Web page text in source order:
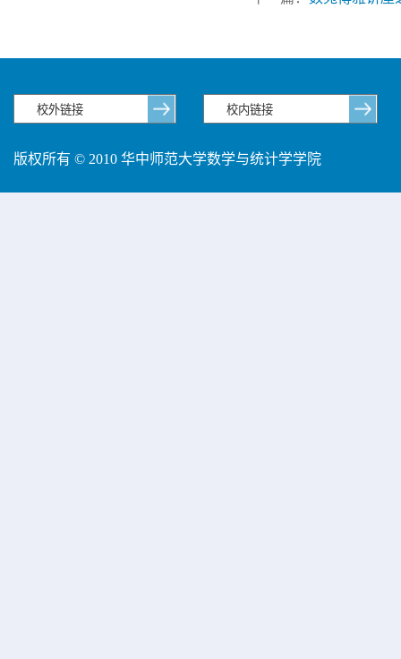
版权所有 © 2010 华中师范大学数学与统计学学院